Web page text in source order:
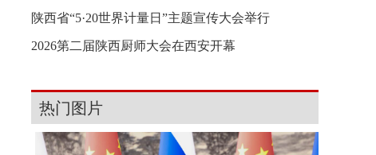
陕西省“5·20世界计量日”主题宣传大会举行
2026第二届陕西厨师大会在西安开幕
热门图片